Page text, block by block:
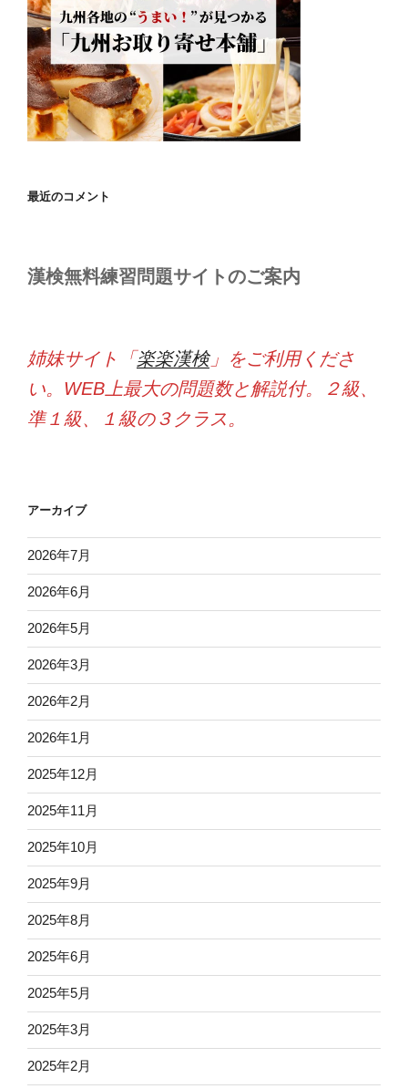
最近のコメント
漢検無料練習問題サイトのご案内
姉妹サイト「楽楽漢検」をご利用くださ
い。WEB上最大の問題数と解説付。２級、
準１級、１級の３クラス。
アーカイブ
2026年7月
2026年6月
2026年5月
2026年3月
2026年2月
2026年1月
2025年12月
2025年11月
2025年10月
2025年9月
2025年8月
2025年6月
2025年5月
2025年3月
2025年2月